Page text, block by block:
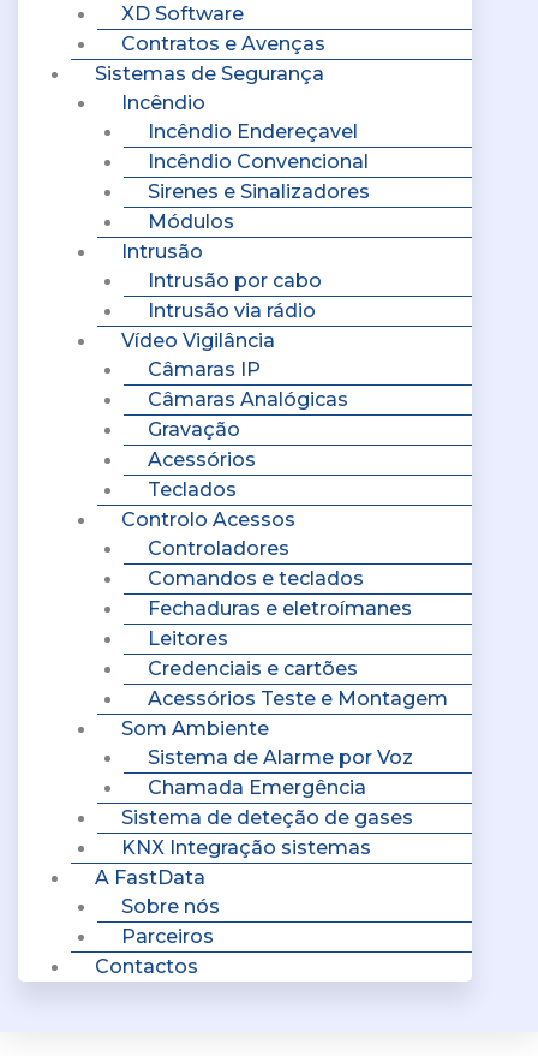
XD Software
Contratos e Avenças
Sistemas de Segurança
Incêndio
Incêndio Endereçavel
Incêndio Convencional
Sirenes e Sinalizadores
Módulos
Intrusão
Intrusão por cabo
Intrusão via rádio
Vídeo Vigilância
Câmaras IP
Câmaras Analógicas
Gravação
Acessórios
Teclados
Controlo Acessos
Controladores
Comandos e teclados
Fechaduras e eletroímanes
Leitores
Credenciais e cartões
Acessórios Teste e Montagem
Som Ambiente
Sistema de Alarme por Voz
Chamada Emergência
Sistema de deteção de gases
KNX Integração sistemas
A FastData
Sobre nós
Parceiros
Contactos